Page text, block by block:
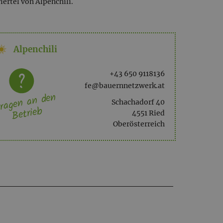
Alpenchili
+43 650 9118136
fe@bauernnetzwerk.at
Schachadorf 40
4551 Ried
Oberösterreich
an den
Betrieb